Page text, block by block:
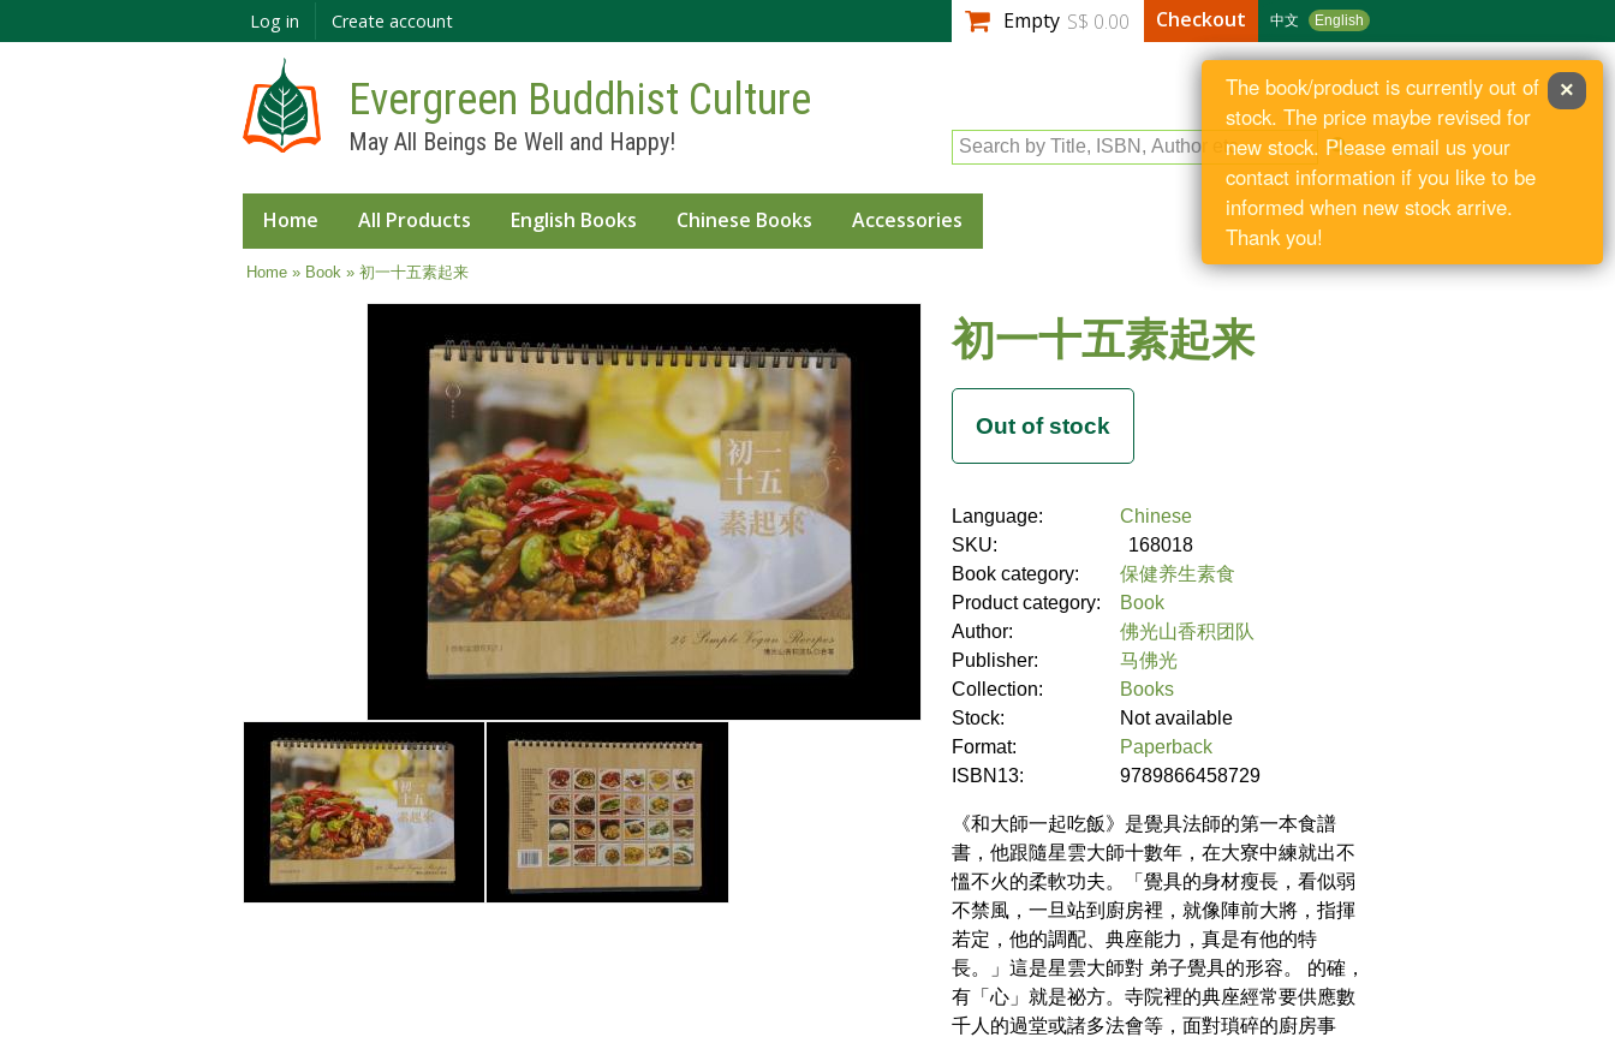
main
Log in Create account 中文 English
Empty S$ 0.00 Checkout
Evergreen Buddhist Culture
May All Beings Be Well and Happy! Search by Title, ISBN, Author etc
Home All Products English Books Chinese Books Accessories
You are here
Home» Book » 初一十五素起来
初一十五素起来
Language:
Chinese
SKU:
168018
Book category:
保健养生素食
Product category:
Book
Author:
佛光山香积团队
Publisher:
马佛光
Collection:
Books
Stock:
Not available
Format:
Paperback
ISBN13:
9789866458729
《和大師一起吃飯》是覺具法師的第一本食譜
書，他跟隨星雲大師十數年，在大寮中練就出不
慍不火的柔軟功夫。「覺具的身材瘦長，看似弱
不禁風，一旦站到廚房裡，就像陣前大將，指揮
若定，他的調配、典座能力，真是有他的特
長。」這是星雲大師對 弟子覺具的形容。 的確，
有「心」就是祕方。寺院裡的典座經常要供應數
千人的過堂或諸多法會等，面對瑣碎的廚房事
×
The book/product is currently out of
stock. The price maybe revised for
new stock. Please email us your
contact information if you like to be
informed when new stock arrive.
Thank you!